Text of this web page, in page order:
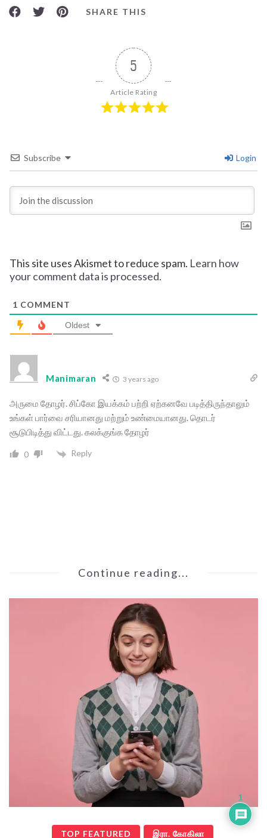
SHARE THIS
5
Article Rating
Subscribe Login
This site uses Akismet to reduce spam. Learn how
your comment data is processed.
1 COMMENT
Oldest
Manimaran 3 years ago
அருமை தோழர். சிப்கோ இயக்கம் பற்றி ஏற்கனவே படித்திருந்தாலும்
உங்கள் பார்வை சரியானது மற்றும் உண்மையானது. தொடர்
சூடுபிடித்து விட்டது. கலக்குங்க தோழர்
0 Reply
Continue reading...
TOP FEATURED இரா. கோகிலா
1